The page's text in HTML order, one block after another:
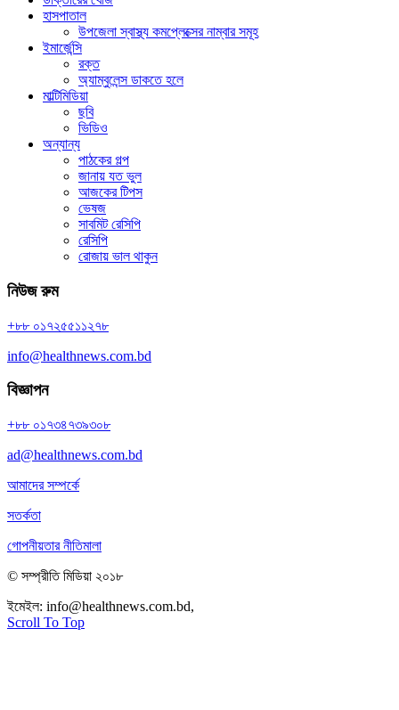
হাসপাতাল
উপজেলা স্বাস্থ্য কমপ্লেক্সের নাম্বার সমূহ
ইমার্জেন্সি
রক্ত
অ্যাম্বুলেন্স ডাকতে হলে
মাল্টিমিডিয়া
ছবি
ভিডিও
অন্যান্য
পাঠকের গল্প
জানায় যত ভুল
আজকের টিপস
ভেষজ
সাবমিট রেসিপি
রেসিপি
রোজায় ভাল থাকুন
নিউজ রুম
+৮৮ ০১৭২৫৫১১২৭৮
info@healthnews.com.bd
বিজ্ঞাপন
+৮৮ ০১৭৩৪৭৩৯৩০৮
ad@healthnews.com.bd
আমাদের সম্পর্কে
সতর্কতা
গোপনীয়তার নীতিমালা
© সম্প্রীতি মিডিয়া ২০১৮
ইমেইল: info@healthnews.com.bd,
Scroll To Top